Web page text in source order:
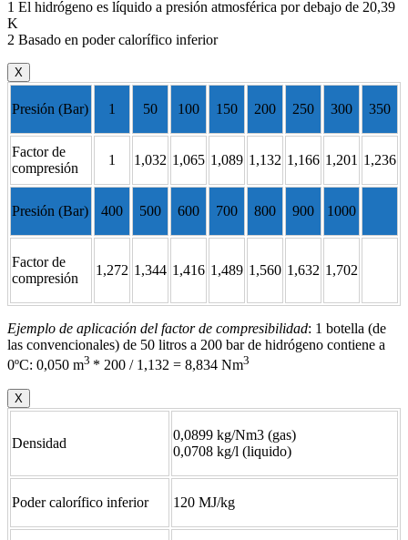
1 El hidrógeno es líquido a presión atmosférica por debajo de 20,39
K
2 Basado en poder calorífico inferior
X
Presión (Bar) 1 50 100 150 200 250 300 350
Factor de
compresión
1 1,032 1,065 1,089 1,132 1,166 1,201 1,236
Presión (Bar) 400 500 600 700 800 900 1000
Factor de
compresión
1,272 1,344 1,416 1,489 1,560 1,632 1,702
Ejemplo de aplicación del factor de compresibilidad: 1 botella (de
las convencionales) de 50 litros a 200 bar de hidrógeno contiene a
0ºC: 0,050 m3 * 200 / 1,132 = 8,834 Nm3
X
Densidad
0,0899 kg/Nm3 (gas)
0,0708 kg/l (liquido)
Poder calorífico inferior 120 MJ/kg